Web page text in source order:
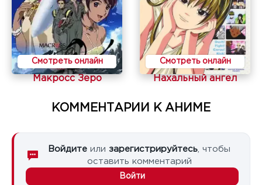
Смотреть онлайн
Макросс Зеро
Смотреть онлайн
Нахальный ангел
КОММЕНТАРИИ К АНИМЕ
Войдите или зарегистрируйтесь , чтобы
оставить комментарий
Войти